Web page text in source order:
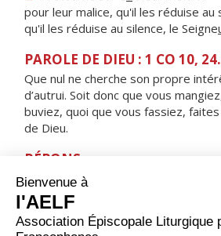
pour leur malice, qu'il les réduise au
qu'il les réduise au silence, le Seigne
PAROLE DE DIEU : 1 CO 10,
Que nul ne cherche son propre
d’autrui. Soit donc que vous
buviez, quoi que vous fassiez,
de Dieu.
RÉPONS
V/ Qu'il est bon de rendre grâce au
de chanter pour ton nom, Dieu Très-
ORAISON